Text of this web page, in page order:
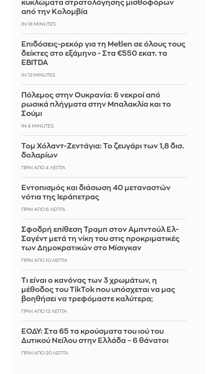
κυκλώματα στρατολόγησης μισθοφόρων
από την Κολομβία
IN 18 MINUTES
Επιδόσεις-ρεκόρ για τη Metlen σε όλους τους
δείκτες στο εξάμηνο - Στα €550 εκατ. τα
EBITDA
IN 12 MINUTES
Πόλεμος στην Ουκρανία: 6 νεκροί από
ρωσικά πλήγματα στην Μπαλακλία και το
Σούμι
IN 4 MINUTES
Τομ Χόλαντ-Ζεντάγια: Το ζευγάρι των 1,8 δισ.
δολαρίων
ΠΡΙΝ ΑΠΌ 4 ΛΕΠΤΆ
Εντοπισμός και διάσωση 40 μεταναστών
νότια της Ιεράπετρας
ΠΡΙΝ ΑΠΌ 6 ΛΕΠΤΆ
Σφοδρή επίθεση Τραμπ στον Αμπντούλ Ελ-
Σαγέντ μετά τη νίκη του στις προκριματικές
των Δημοκρατικών στο Μίσιγκαν
ΠΡΙΝ ΑΠΌ 10 ΛΕΠΤΆ
Τι είναι ο κανόνας των 3 χρωμάτων, η
μέθοδος του TikTok που υπόσχεται να μας
βοηθήσει να τρεφόμαστε καλύτερα;
ΠΡΙΝ ΑΠΌ 12 ΛΕΠΤΆ
ΕΟΔΥ: Στα 65 τα κρούσματα του ιού του
Δυτικού Νείλου στην Ελλάδα – 6 θάνατοι
ΠΡΙΝ ΑΠΌ 20 ΛΕΠΤΆ